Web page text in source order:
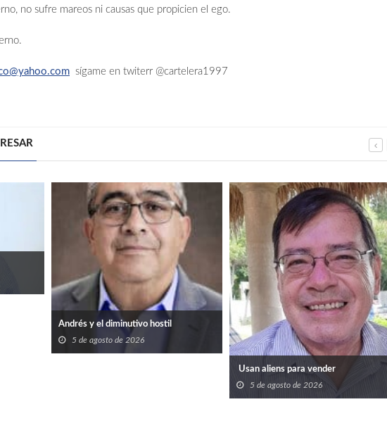
no sufre mareos ni causas que propicien el ego.
sígame en twiterr @cartelera1997
Andrés y el diminutivo hostil
5 de agosto de 2026
Usan aliens para vender
5 de agosto de 2026